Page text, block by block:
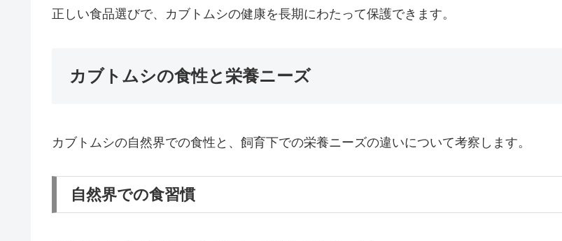
正しい食品選びで、カブトムシの健康を長期にわたって保護できます。
カブトムシの食性と栄養ニーズ
カブトムシの自然界での食性と、飼育下での栄養ニーズの違いについて考察します。
自然界での食習慣